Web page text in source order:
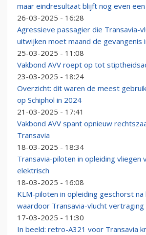
maar eindresultaat blijft nog even
26-03-2025 - 16:28
Agressieve passagier die Transavia-
uitwijken moet maand de gevangenis
25-03-2025 - 11:08
Vakbond AVV roept op tot
23-03-2025 - 18:24
Overzicht: dit waren de meest
op Schiphol in 2024
21-03-2025 - 17:41
Vakbond AVV spant opnieuw
Transavia
18-03-2025 - 18:34
Transavia-piloten in opleiding
elektrisch
18-03-2025 - 16:08
KLM-piloten in opleiding geschorst
waardoor Transavia-vlucht vertraging
17-03-2025 - 11:30
In beeld: retro-A321 voor Transavia